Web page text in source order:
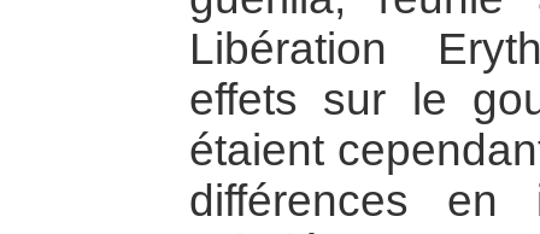
Libération
effets sur le
étaient
différences en